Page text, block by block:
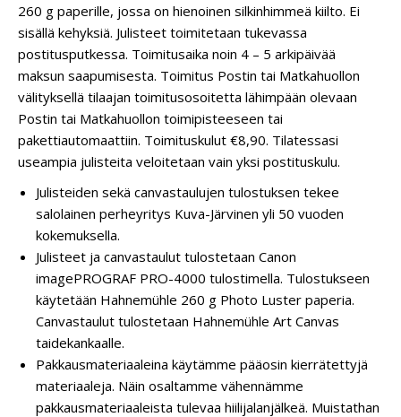
260 g paperille, jossa on hienoinen silkinhimmeä kiilto. Ei
sisällä kehyksiä. Julisteet toimitetaan tukevassa
postitusputkessa. Toimitusaika noin 4 – 5 arkipäivää
maksun saapumisesta. Toimitus Postin tai Matkahuollon
välityksellä tilaajan toimitusosoitetta lähimpään olevaan
Postin tai Matkahuollon toimipisteeseen tai
pakettiautomaattiin. Toimituskulut €8,90. Tilatessasi
useampia julisteita veloitetaan vain yksi postituskulu.
Julisteiden sekä canvastaulujen tulostuksen tekee
salolainen perheyritys Kuva-Järvinen yli 50 vuoden
kokemuksella.
Julisteet ja canvastaulut tulostetaan Canon
imagePROGRAF PRO-4000 tulostimella. Tulostukseen
käytetään Hahnemühle 260 g Photo Luster paperia.
Canvastaulut tulostetaan Hahnemühle Art Canvas
taidekankaalle.
Pakkausmateriaaleina käytämme pääosin kierrätettyjä
materiaaleja. Näin osaltamme vähennämme
pakkausmateriaaleista tulevaa hiilijalanjälkeä. Muistathan